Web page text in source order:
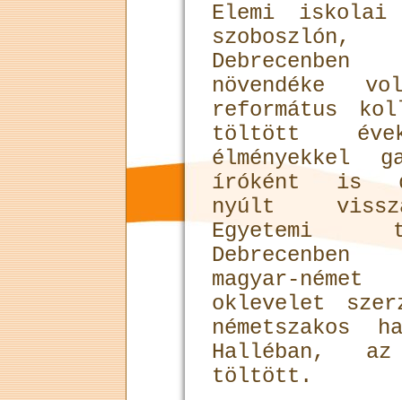
Elemi iskolai
növendéke
református
töltött
élményekkel
íróként is
nyúlt
Egyetemi
magyar-
oklevelet
Halléban,
töltött.